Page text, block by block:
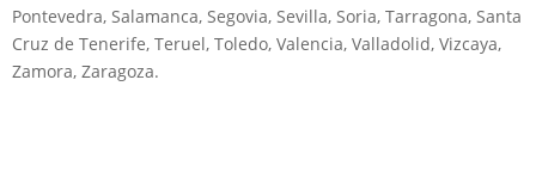
Pontevedra, Salamanca, Segovia, Sevilla, Soria, Tarragona, Santa
Cruz de Tenerife, Teruel, Toledo, Valencia, Valladolid, Vizcaya,
Zamora, Zaragoza.